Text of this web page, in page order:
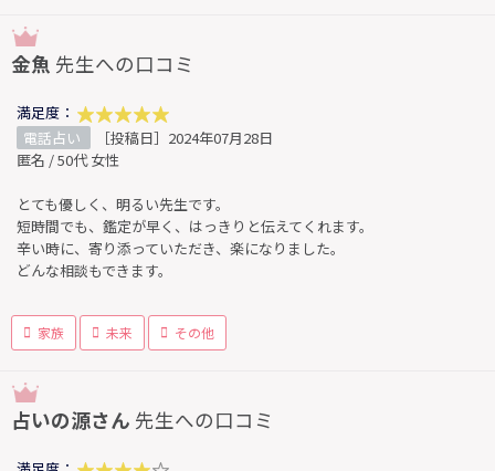
金魚 先生への口コミ
満足度：
電話占い
［投稿日］2024年07月28日
匿名 / 50代 女性
とても優しく、明るい先生です。
短時間でも、鑑定が早く、はっきりと伝えてくれます。
辛い時に、寄り添っていただき、楽になりました。
どんな相談もできます。
家族 未来 その他
占いの源さん 先生への口コミ